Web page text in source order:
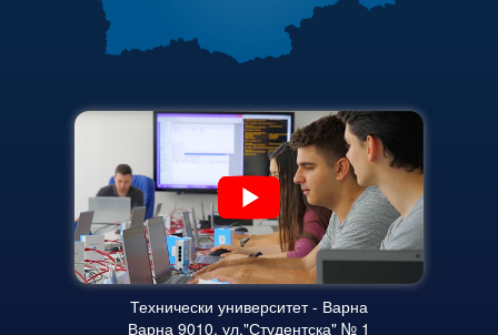
Научноизследователски институт
Факултет по изчислителна техника и автоматизация
Машинно-технологичен факултет
Корабостроителен факултет
Добруджански технологичен колеж
Учебна дейност
Академичен съвет
Финансова информация
Карта на сайта
Технически университет - Варна
Варна 9010, ул."Студентска" № 1